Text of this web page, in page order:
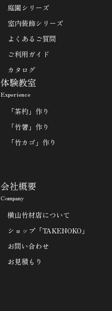
庭園シリーズ
室内装飾シリーズ
よくあるご質問
ご利用ガイド
カタログ
体験教室
Experience
「茶杓」作り
「竹箸」作り
「竹カゴ」作り
会社概要
Company
横山竹材店について
ショップ「TAKENOKO」
お問い合わせ
お見積もり